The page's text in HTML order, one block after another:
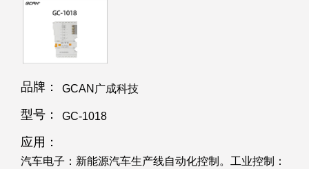
品牌： GCAN广成科技
型号： GC-1018
应用：
汽车电子：新能源汽车生产线自动化控制。工业控制：